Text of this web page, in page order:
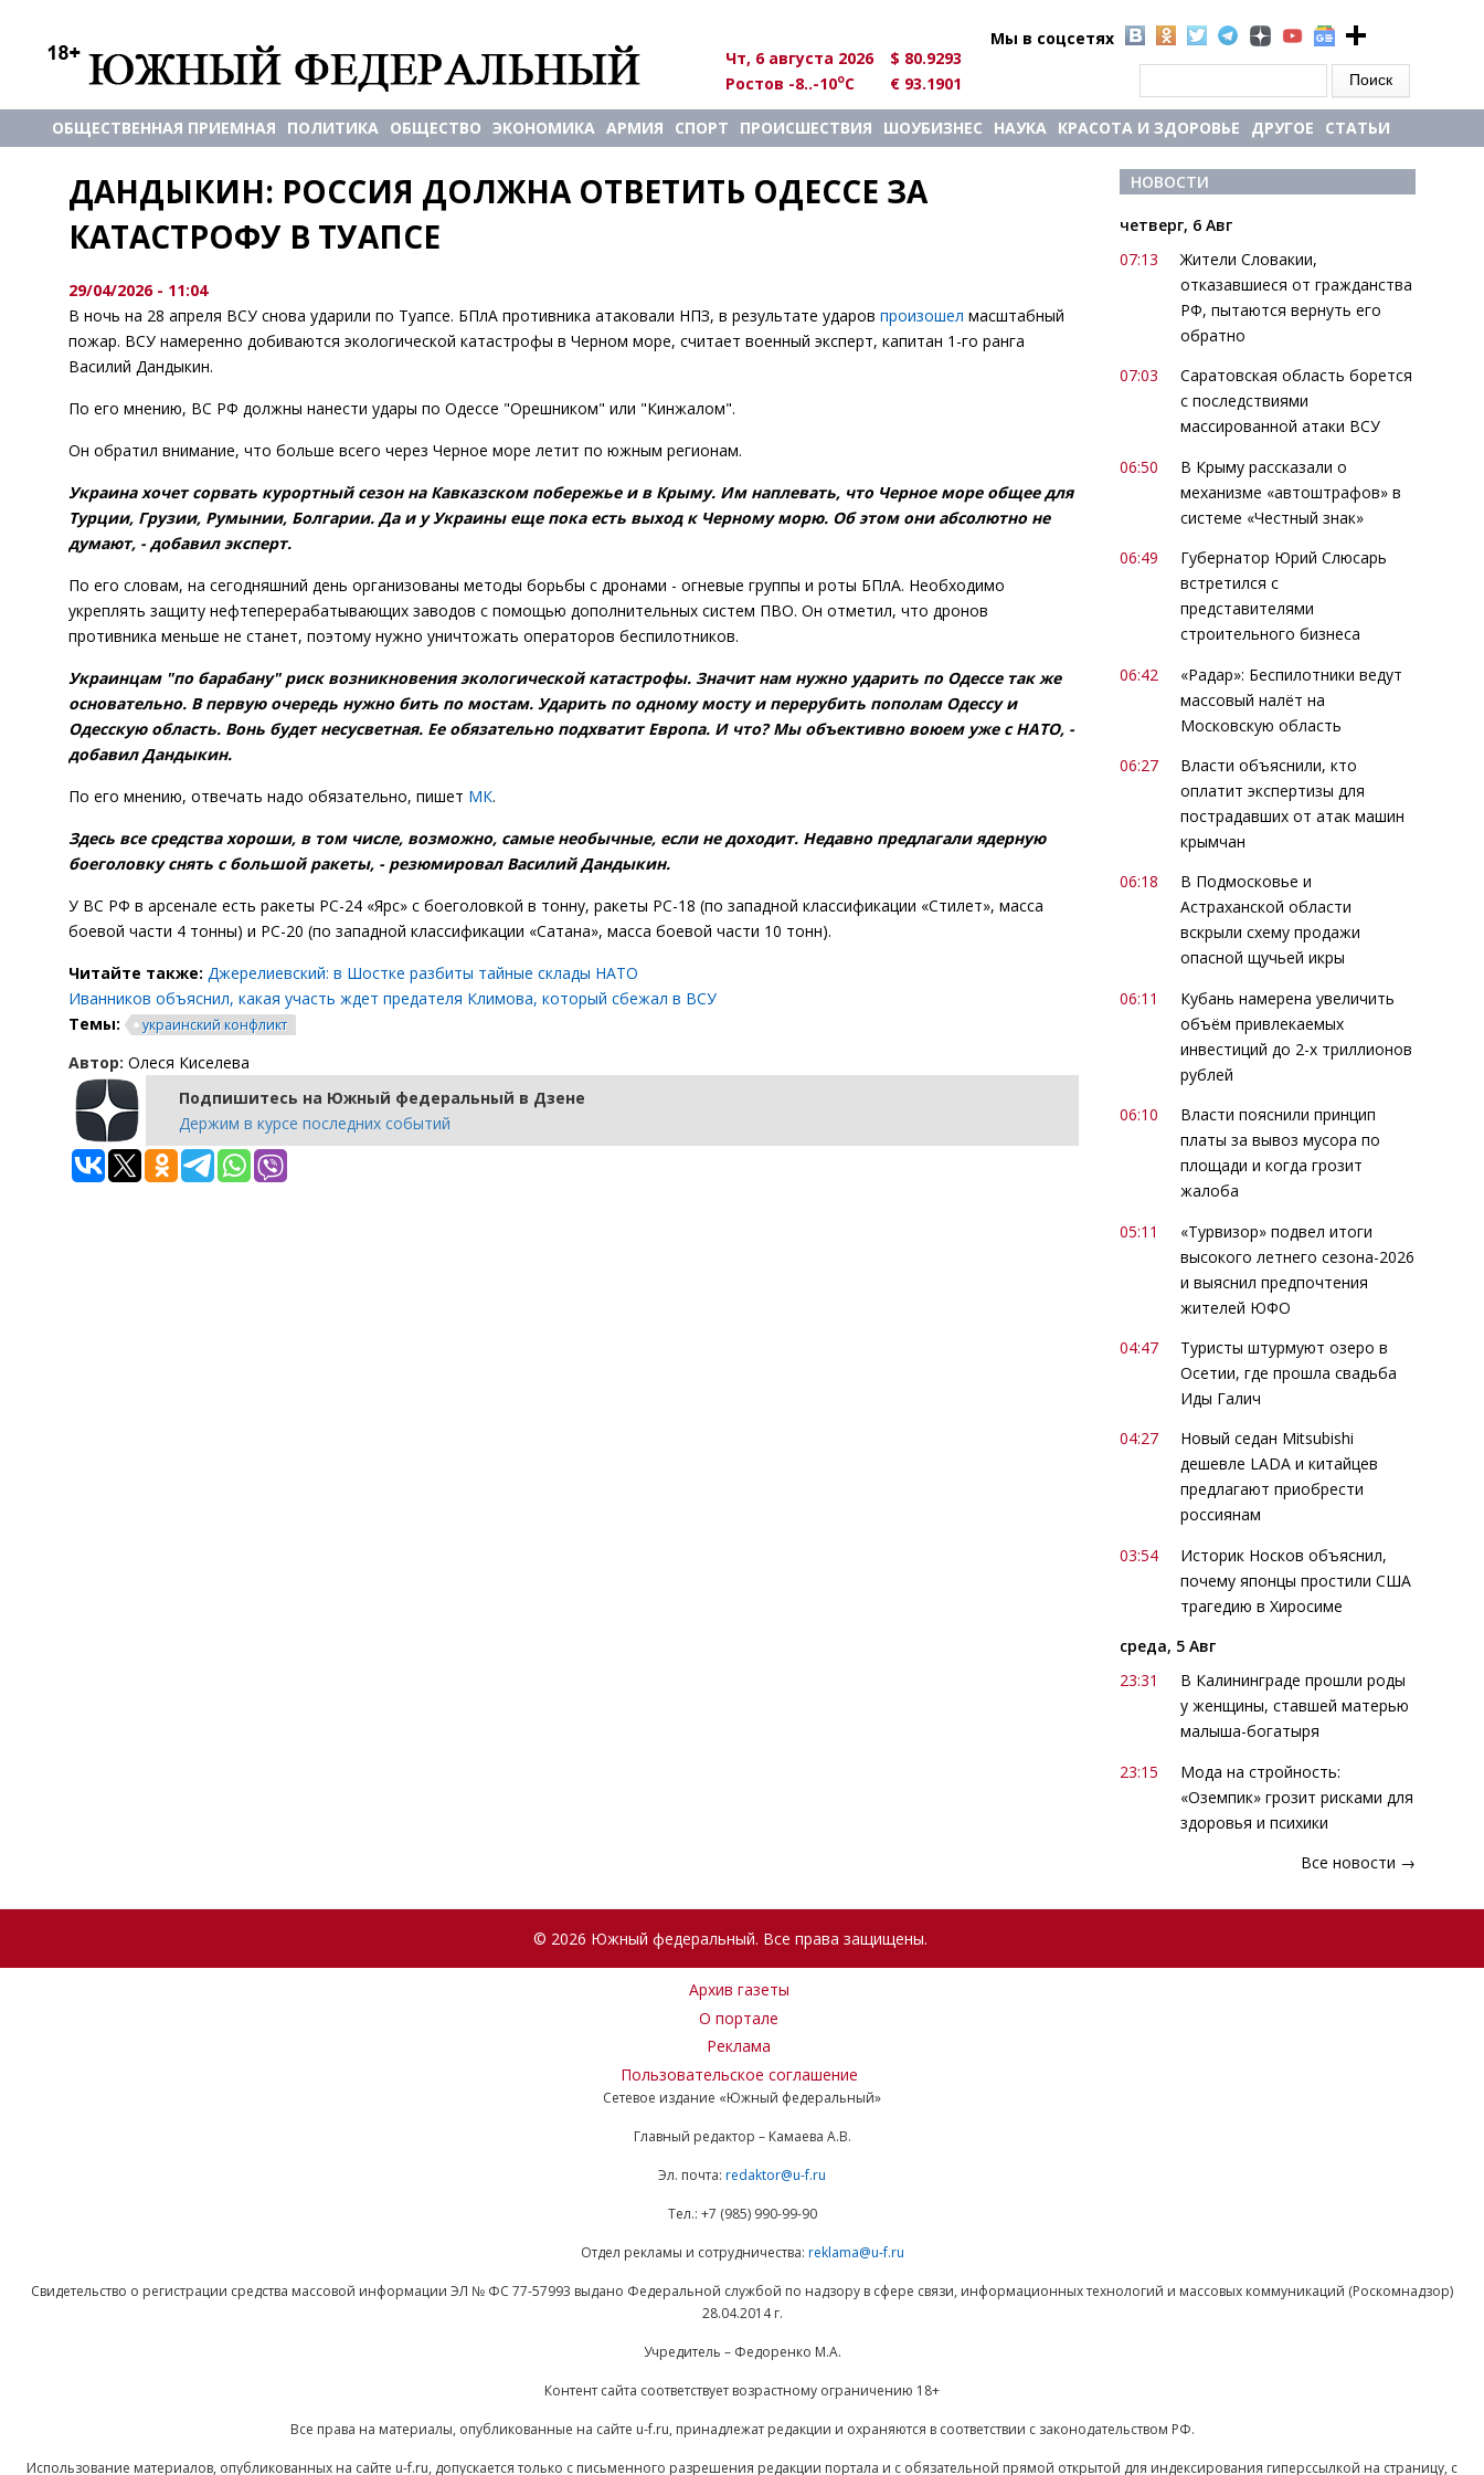
Мы в соцсетях
Чт, 6 августа 2026
$ 80.9293
Ростов -8..-10oC € 93.1901
ОБЩЕСТВЕННАЯ ПРИЕМНАЯ ПОЛИТИКА ОБЩЕСТВО ЭКОНОМИКА АРМИЯ СПОРТ ПРОИСШЕСТВИЯ ШОУБИЗНЕС НАУКА КРАСОТА И ЗДОРОВЬЕ ДРУГОЕ СТАТЬИ
ДАНДЫКИН: РОССИЯ ДОЛЖНА ОТВЕТИТЬ ОДЕССЕ ЗА
КАТАСТРОФУ В ТУАПСЕ
29/04/2026 - 11:04
В ночь на 28 апреля ВСУ снова ударили по Туапсе. БПлА противника атаковали НПЗ, в результате ударов произошел масштабный
пожар. ВСУ намеренно добиваются экологической катастрофы в Черном море, считает военный эксперт, капитан 1-го ранга
Василий Дандыкин.
По его мнению, ВС РФ должны нанести удары по Одессе "Орешником" или "Кинжалом".
Он обратил внимание, что больше всего через Черное море летит по южным регионам.
Украина хочет сорвать курортный сезон на Кавказском побережье и в Крыму. Им наплевать, что Черное море общее для
Турции, Грузии, Румынии, Болгарии. Да и у Украины еще пока есть выход к Черному морю. Об этом они абсолютно не
думают, - добавил эксперт.
По его словам, на сегодняшний день организованы методы борьбы с дронами - огневые группы и роты БПлА. Необходимо
укреплять защиту нефтеперерабатывающих заводов с помощью дополнительных систем ПВО. Он отметил, что дронов
противника меньше не станет, поэтому нужно уничтожать операторов беспилотников.
Украинцам "по барабану" риск возникновения экологической катастрофы. Значит нам нужно ударить по Одессе так же
основательно. В первую очередь нужно бить по мостам. Ударить по одному мосту и перерубить пополам Одессу и
Одесскую область. Вонь будет несусветная. Ее обязательно подхватит Европа. И что? Мы объективно воюем уже с НАТО, -
добавил Дандыкин.
По его мнению, отвечать надо обязательно, пишет МК.
Здесь все средства хороши, в том числе, возможно, самые необычные, если не доходит. Недавно предлагали ядерную
боеголовку снять с большой ракеты, - резюмировал Василий Дандыкин.
У ВС РФ в арсенале есть ракеты РС-24 «Ярс» с боеголовкой в тонну, ракеты РС-18 (по западной классификации «Стилет», масса
боевой части 4 тонны) и РС-20 (по западной классификации «Сатана», масса боевой части 10 тонн).
Читайте также: Джерелиевский: в Шостке разбиты тайные склады НАТО
Иванников объяснил, какая участь ждет предателя Климова, который сбежал в ВСУ
Темы:
украинский конфликт
Автор: Олеся Киселева
Подпишитесь на Южный федеральный в Дзене
Держим в курсе последних событий
НОВОСТИ
четверг, 6 Авг
07:13
Жители Словакии,
отказавшиеся от гражданства
РФ, пытаются вернуть его
обратно
07:03
Саратовская область борется
с последствиями
массированной атаки ВСУ
06:50
В Крыму рассказали о
механизме «автоштрафов» в
системе «Честный знак»
06:49
Губернатор Юрий Слюсарь
встретился с
представителями
строительного бизнеса
06:42
«Радар»: Беспилотники ведут
массовый налёт на
Московскую область
06:27
Власти объяснили, кто
оплатит экспертизы для
пострадавших от атак машин
крымчан
06:18
В Подмосковье и
Астраханской области
вскрыли схему продажи
опасной щучьей икры
06:11
Кубань намерена увеличить
объём привлекаемых
инвестиций до 2-х триллионов
рублей
06:10
Власти пояснили принцип
платы за вывоз мусора по
площади и когда грозит
жалоба
05:11
«Турвизор» подвел итоги
высокого летнего сезона-2026
и выяснил предпочтения
жителей ЮФО
04:47
Туристы штурмуют озеро в
Осетии, где прошла свадьба
Иды Галич
04:27
Новый седан Mitsubishi
дешевле LADA и китайцев
предлагают приобрести
россиянам
03:54
Историк Носков объяснил,
почему японцы простили США
трагедию в Хиросиме
среда, 5 Авг
23:31
В Калининграде прошли роды
у женщины, ставшей матерью
малыша-богатыря
23:15
Мода на стройность:
«Оземпик» грозит рисками для
здоровья и психики
Все новости →
© 2026 Южный федеральный. Все права защищены.
Архив газеты
О портале
Реклама
Пользовательское соглашение
Сетевое издание «Южный федеральный»
Главный редактор – Камаева А.В.
Эл. почта: redaktor@u-f.ru
Тел.: +7 (985) 990-99-90
Отдел рекламы и сотрудничества: reklama@u-f.ru
Свидетельство о регистрации средства массовой информации ЭЛ № ФС 77-57993 выдано Федеральной службой по надзору в сфере связи, информационных технологий и массовых коммуникаций (Роскомнадзор)
28.04.2014 г.
Учредитель – Федоренко М.А.
Контент сайта соответствует возрастному ограничению 18+
Все права на материалы, опубликованные на сайте u-f.ru, принадлежат редакции и охраняются в соответствии с законодательством РФ.
Использование материалов, опубликованных на сайте u-f.ru, допускается только с письменного разрешения редакции портала и с обязательной прямой открытой для индексирования гиперссылкой на страницу, с